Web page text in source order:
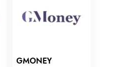
GMONEY